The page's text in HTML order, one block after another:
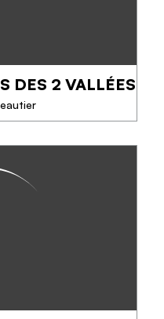
PIÙ
DES 2 VALLÉES
DES 2
con un team
missione:
per la montagna.